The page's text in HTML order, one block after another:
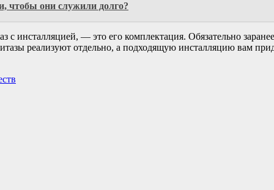
чтобы они служили долго?
инсталляцией, — это его комплектация. Обязательно
реализуют отдельно, а подходящую инсталляцию вам